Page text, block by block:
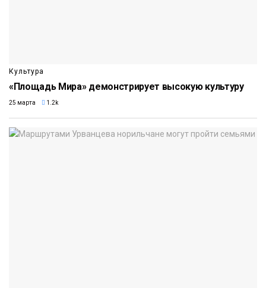
Культура
«Площадь Мира» демонстрирует высокую культуру
25 марта 1.2k